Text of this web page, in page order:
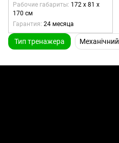
Рабочие габариты 172 х 81 х
170 см
Гарантия 24 месяца
Тип тренажера Механічний